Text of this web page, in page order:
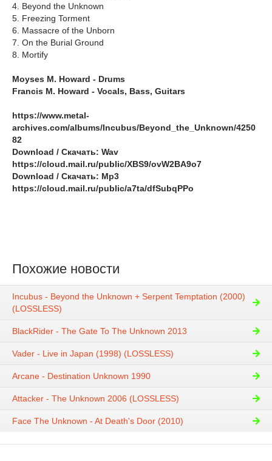
4. Beyond the Unknown
5. Freezing Torment
6. Massacre of the Unborn
7. On the Burial Ground
8. Mortify
Moyses M. Howard - Drums
Francis M. Howard - Vocals, Bass, Guitars
https://www.metal-
archives.com/albums/Incubus/Beyond_the_Unknown/4250
82
Download / Скачать: Wav
https://cloud.mail.ru/public/XBS9/ovW2BA9o7
Download / Скачать: Mp3
https://cloud.mail.ru/public/a7ta/dfSubqPPo
Похожие новости
Incubus - Beyond the Unknown + Serpent Temptation (2000)
(LOSSLESS)
BlackRider - The Gate To The Unknown 2013
Vader - Live in Japan (1998) (LOSSLESS)
Arcane - Destination Unknown 1990
Attacker - The Unknown 2006 (LOSSLESS)
Face The Unknown - At Death's Door (2010)